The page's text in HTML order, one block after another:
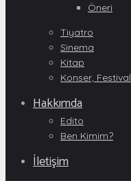
Öneri
Tiyatro
Sinema
Kitap
Konser, Festival
Hakkımda
Edito
Ben Kimim?
İletişim